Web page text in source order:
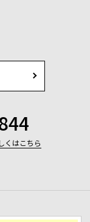
くはこちら